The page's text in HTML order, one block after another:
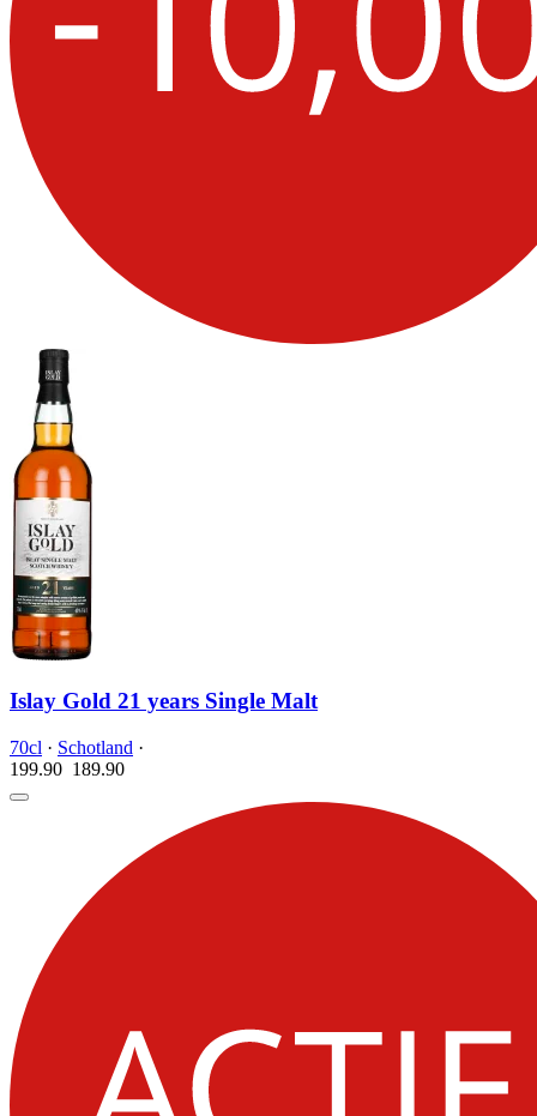
Islay Gold 21 years Single Malt
70cl · Schotland ·
199.90 189.90